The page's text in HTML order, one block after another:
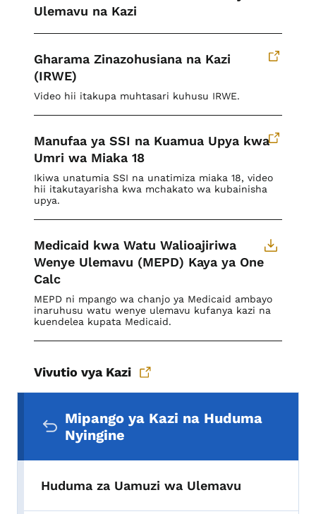
Vivutio vya Kazi
Ulemavu na Kazi
Gharama Zinazohusiana na Kazi
(IRWE)
Video hii itakupa muhtasari kuhusu IRWE.
Manufaa ya SSI na Kuamua Upya kwa
Umri wa Miaka 18
Ikiwa unatumia SSI na unatimiza miaka 18, video
hii itakutayarisha kwa mchakato wa kubainisha
upya.
Medicaid kwa Watu Walioajiriwa
Wenye Ulemavu (MEPD) Kaya ya One
Calc
MEPD ni mpango wa chanjo ya Medicaid ambayo
inaruhusu watu wenye ulemavu kufanya kazi na
kuendelea kupata Medicaid.
Mipango ya Kazi na Huduma
Nyingine
Huduma za Uamuzi wa Ulemavu